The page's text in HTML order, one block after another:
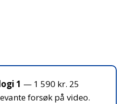
1 — 1 590 kr. 25
forsøk på video.